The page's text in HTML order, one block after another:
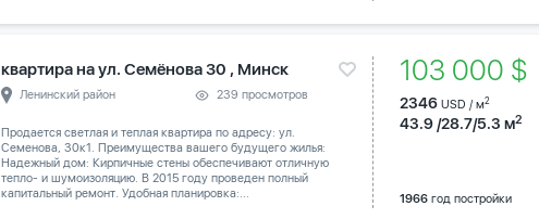
квартира на ул. Семёнова 30 , Минск
Ленинский район 239 просмотров
Продается светлая и теплая квартира по адресу: ул.
Семенова, 30к1. Преимущества вашего будущего жилья:
Надежный дом: Кирпичные стены обеспечивают отличную
тепло- и шумоизоляцию. В 2015 году проведен полный
капитальный ремонт. Удобная планировка:...
103 000 $
2346 USD / м2
43.9 /28.7/5.3 м2
1966год постройки